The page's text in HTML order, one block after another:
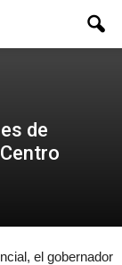
de
el gobernador